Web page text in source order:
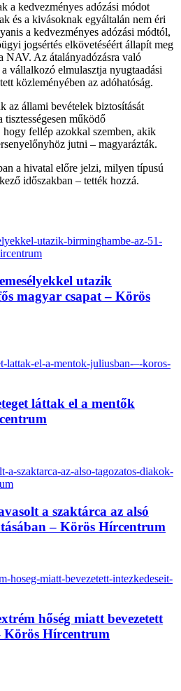
a kedvezményes adózási módot
és a kivásoknak egyáltalán nem éri
a kedvezményes adózási módtól,
jogsértés elkövetéséért állapít meg
NAV. Az átalányadózásra való
vállalkozó elmulasztja nyugtaadási
közleményében az adóhatóság.
az állami bevételek biztosítását
működő
fellép azokkal szemben, akik
jutni – magyarázták.
a hivatal előre jelzi, milyen típusú
időszakban – tették hozzá.
utazik
magyar csapat – Körös
láttak el a mentők
a szaktárca az alsó
– Körös Hírcentrum
hőség miatt bevezetett
Körös Hírcentrum